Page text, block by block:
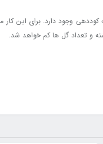
کوددهی وجود دارد. برای این
و تعداد گل ها کم خواهد شد.